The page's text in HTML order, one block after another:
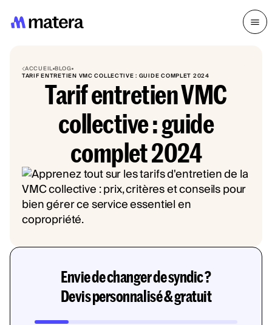
ACCUEILBLOG
TARIF ENTRETIEN VMC COLLECTIVE : GUIDE COMPLET 2024
Tarif entretien VMC
collective : guide
complet 2024
Envie de changer de syndic ?
Devis personnalisé & gratuit